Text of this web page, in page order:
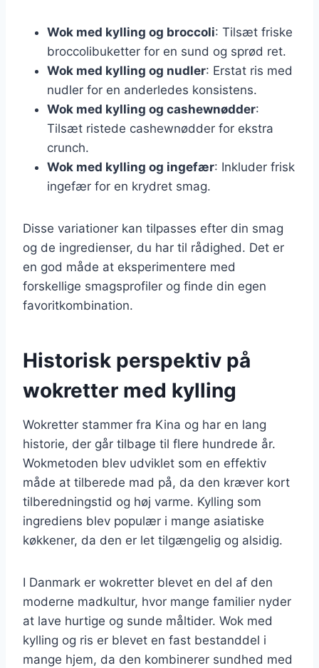
Wok med kylling og broccoli: Tilsæt friske
broccolibuketter for en sund og sprød ret.
Wok med kylling og nudler: Erstat ris med
nudler for en anderledes konsistens.
Wok med kylling og cashewnødder:
Tilsæt ristede cashewnødder for ekstra
crunch.
Wok med kylling og ingefær: Inkluder frisk
ingefær for en krydret smag.
Disse variationer kan tilpasses efter din smag
og de ingredienser, du har til rådighed. Det er
en god måde at eksperimentere med
forskellige smagsprofiler og finde din egen
favoritkombination.
Historisk perspektiv på
wokretter med kylling
Wokretter stammer fra Kina og har en lang
historie, der går tilbage til flere hundrede år.
Wokmetoden blev udviklet som en effektiv
måde at tilberede mad på, da den kræver kort
tilberedningstid og høj varme. Kylling som
ingrediens blev populær i mange asiatiske
køkkener, da den er let tilgængelig og alsidig.
I Danmark er wokretter blevet en del af den
moderne madkultur, hvor mange familier nyder
at lave hurtige og sunde måltider. Wok med
kylling og ris er blevet en fast bestanddel i
mange hjem, da den kombinerer sundhed med